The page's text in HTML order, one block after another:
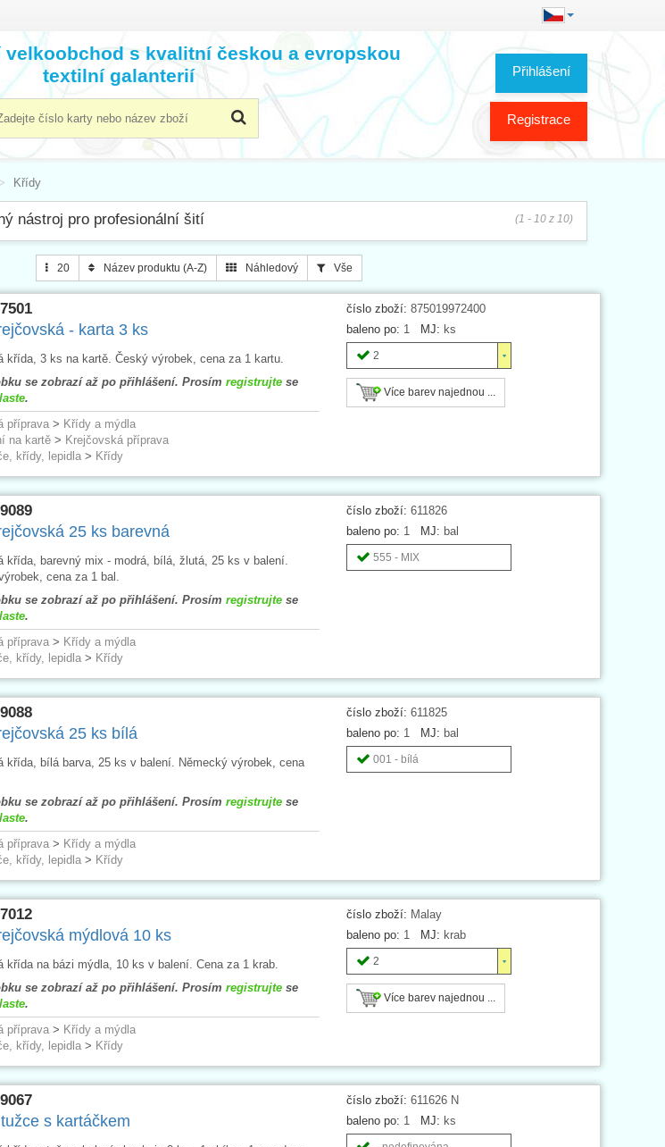
Přihlášení
Registrace
velkoobchod s kvalitní českou a evropskou
textilní galanterií
Křídy
nástroj pro profesionální šití (1 - 10 z 10)
20 Název produktu (A-Z) Náhledový Vše
číslo zboží: 875019972400
baleno po: 1 MJ: ks
2
Více barev najednou ...
- karta 3 ks
křída, 3 ks na kartě. Český výrobek, cena za 1 kartu.
se zobrazí až po přihlášení. Prosím registrujtese
.
příprava> Křídy a mýdla
na kartě> Krejčovská příprava
křídy, lepidla> Křídy
číslo zboží: 611826
baleno po: 1 MJ: bal
555 - MIX
25 ks barevná
křída, barevný mix - modrá, bílá, žlutá, 25 ks v balení.
cena za 1 bal.
se zobrazí až po přihlášení. Prosím registrujtese
.
příprava> Křídy a mýdla
křídy, lepidla> Křídy
číslo zboží: 611825
baleno po: 1 MJ: bal
001 - bílá
25 ks bílá
křída, bílá barva, 25 ks v balení. Německý výrobek, cena
se zobrazí až po přihlášení. Prosím registrujtese
.
příprava> Křídy a mýdla
křídy, lepidla> Křídy
číslo zboží: Malay
baleno po: 1 MJ: krab
2
Více barev najednou ...
mýdlová 10 ks
křída na bázi mýdla, 10 ks v balení. Cena za 1 krab.
se zobrazí až po přihlášení. Prosím registrujtese
.
příprava> Křídy a mýdla
křídy, lepidla> Křídy
číslo zboží: 611626 N
baleno po: 1 MJ: ks
s kartáčkem